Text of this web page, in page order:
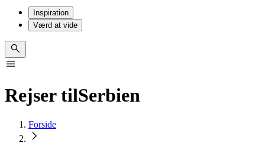
Inspiration
Værd at vide
Rejser tilSerbien
Forside